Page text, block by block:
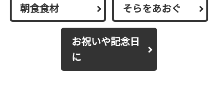
朝食食材 そらをあおぐ
お祝いや記念日
に